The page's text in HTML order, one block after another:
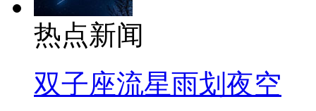
热点新闻
双子座流星雨划夜空